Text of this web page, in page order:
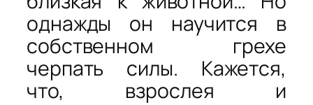
однажды он научится в
собственном грехе
черпать силы. Кажется,
что, взрослея и